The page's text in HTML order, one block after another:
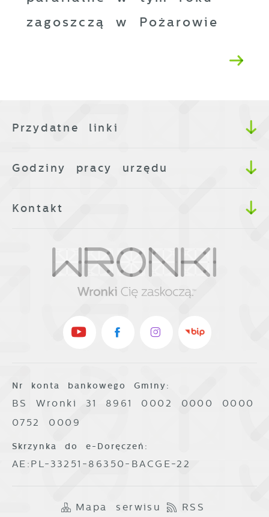
zagoszczą w Pożarowie
Przydatne linki
Godziny pracy urzędu
Kontakt
Nr konta bankowego Gminy:
BS Wronki 31 8961 0002 0000 0000
0752 0009
Skrzynka do e-Doręczeń:
AE:PL-33251-86350-BACGE-22
Mapa serwisu RSS